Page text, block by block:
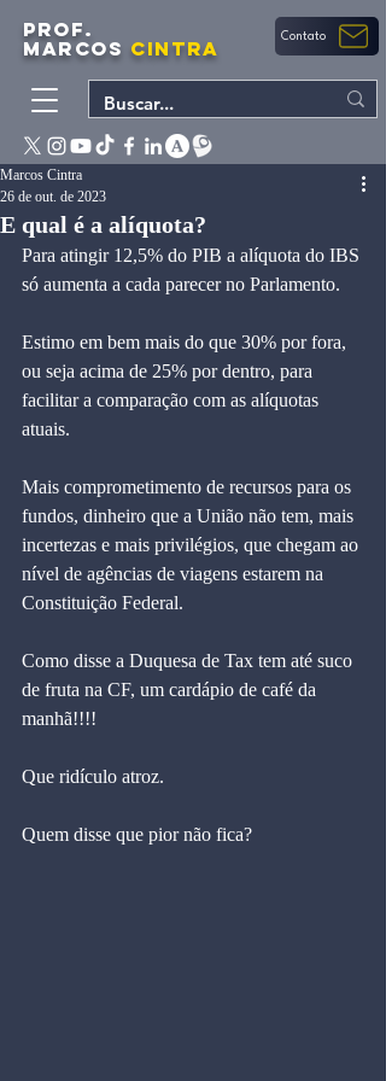
PROF.
MARCOS CINTRA Contato
E qual é a alíquota?
Marcos Cintra
26 de out. de 2023
Para atingir 12,5% do PIB a alíquota do IBS
só aumenta a cada parecer no Parlamento.
Estimo em bem mais do que 30% por fora,
ou seja acima de 25% por dentro, para
facilitar a comparação com as alíquotas
atuais.
Mais comprometimento de recursos para os
fundos, dinheiro que a União não tem, mais
incertezas e mais privilégios, que chegam ao
nível de agências de viagens estarem na
Constituição Federal.
Como disse a Duquesa de Tax tem até suco
de fruta na CF, um cardápio de café da
manhã!!!!
Que ridículo atroz.
Quem disse que pior não fica?